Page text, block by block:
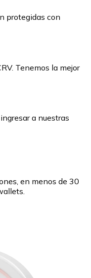
protegidas con
Tenemos la mejor
a nuestras
en menos de 30